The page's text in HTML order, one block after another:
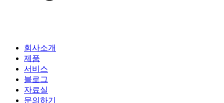
회사소개
제품
서비스
블로그
자료실
문의하기